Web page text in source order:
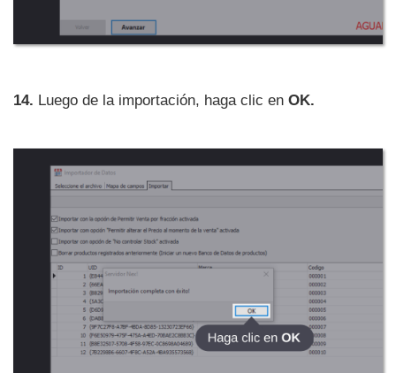
14. Luego de la importación, haga clic en OK.